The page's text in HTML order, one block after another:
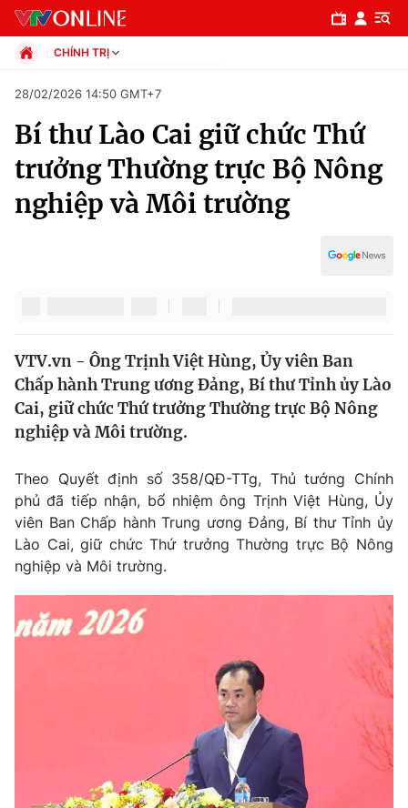
Chuyên mục
Chính trị
Thế giới
Tin tức
Thế giới đó đây
Câu chuyện quốc tế
Kinh tế
Tài chính
Thị trường
Góc doanh nghiệp
Dữ liệu và đời sống
Truyền hình
Hậu trường
Điện ảnh
Chất lượng cuộc sống
Học trực tuyến
Hitech Công nghệ tương lai
CHÍNH TRỊ
Xã hội
Pháp luật
Thể thao
Truyền hình
Văn hóa - Giải trí
28/02/2026 14:50 GMT+7
Bí thư Lào Cai giữ chức Thứ
trưởng Thường trực Bộ Nông
nghiệp và Môi trường
VTV.vn - Ông Trịnh Việt Hùng, Ủy viên Ban
Chấp hành Trung ương Đảng, Bí thư Tỉnh ủy Lào
Cai, giữ chức Thứ trưởng Thường trực Bộ Nông
nghiệp và Môi trường.
Theo Quyết định số 358/QĐ-TTg, Thủ tướng Chính
phủ đã tiếp nhận, bổ nhiệm ông Trịnh Việt Hùng, Ủy
viên Ban Chấp hành Trung ương Đảng, Bí thư Tỉnh ủy
Lào Cai, giữ chức Thứ trưởng Thường trực Bộ Nông
nghiệp và Môi trường.